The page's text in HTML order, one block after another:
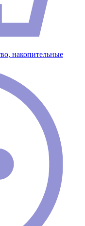
накопительные